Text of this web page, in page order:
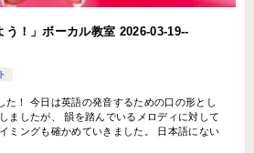
う！」ボーカル教室 2026-03-19-­
た！ 今日は英語の発音するための口の形とし
ましたが、 韻を踏んでいるメロディに対して
ミングも確かめていきました。 日本語にない